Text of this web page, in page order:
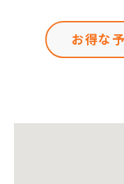
お得な